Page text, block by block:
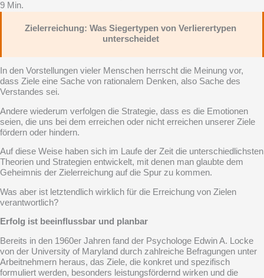
9 Min.
Zielerreichung: Was Siegertypen von Verlierertypen
unterscheidet
In den Vorstellungen vieler Menschen herrscht die Meinung vor,
dass Ziele eine Sache von rationalem Denken, also Sache des
Verstandes sei.
Andere wiederum verfolgen die Strategie, dass es die Emotionen
seien, die uns bei dem erreichen oder nicht erreichen unserer Ziele
fördern oder hindern.
Auf diese Weise haben sich im Laufe der Zeit die unterschiedlichsten
Theorien und Strategien entwickelt, mit denen man glaubte dem
Geheimnis der Zielerreichung auf die Spur zu kommen.
Was aber ist letztendlich wirklich für die Erreichung von Zielen
verantwortlich?
Erfolg ist beeinflussbar und planbar
Bereits in den 1960er Jahren fand der Psychologe Edwin A. Locke
von der University of Maryland durch zahlreiche Befragungen unter
Arbeitnehmern heraus, das Ziele, die konkret und spezifisch
formuliert werden, besonders leistungsfördernd wirken und die